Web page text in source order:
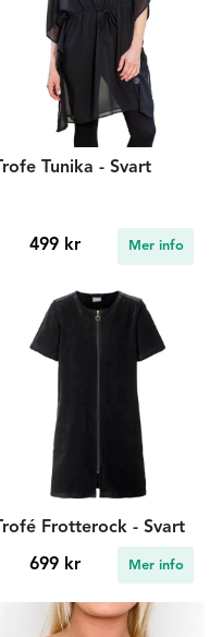
Trofe Tunika - Svart
499 kr Mer info
Trofé Frotterock - Svart
699 kr Mer info